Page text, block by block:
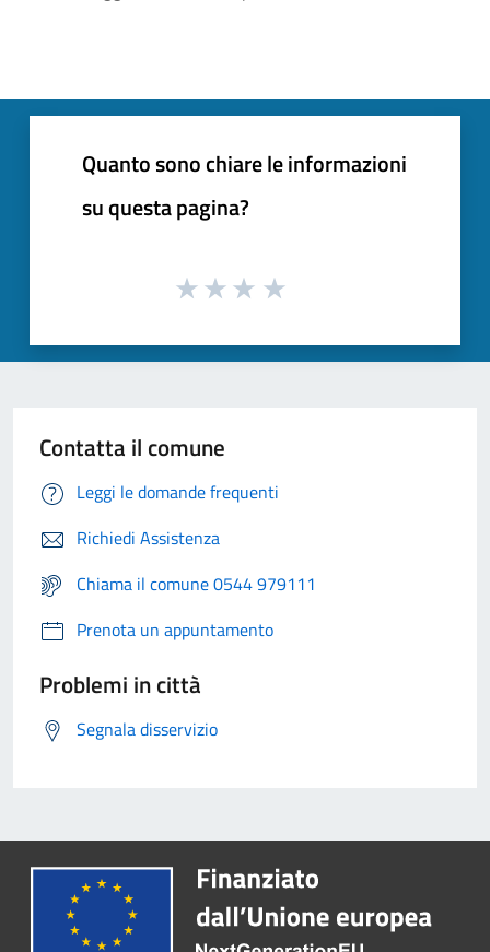
Quanto sono chiare le informazioni
su questa pagina?
Contatta il comune
Leggi le domande frequenti
Richiedi Assistenza
Chiama il comune 0544 979111
Prenota un appuntamento
Problemi in città
Segnala disservizio